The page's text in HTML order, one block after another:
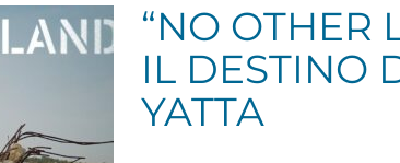
“NO OTHER
IL DESTINO
YATTA